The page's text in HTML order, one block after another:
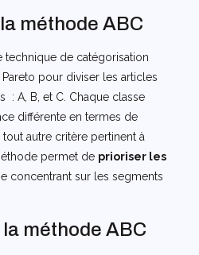
méthode ABC
technique de catégorisation
pour diviser les articles
: A, B, et C. Chaque classe
différente en termes de
autre critère pertinent à
permet de prioriser les
concentrant sur les segments
méthode ABC